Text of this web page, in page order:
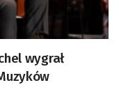
wygrał